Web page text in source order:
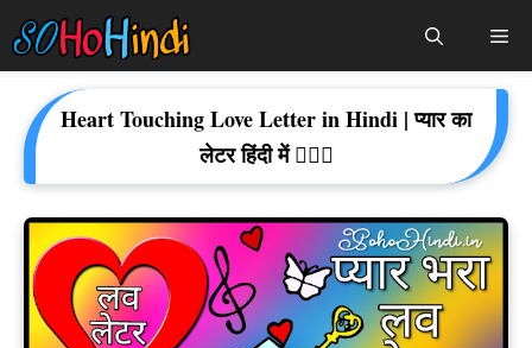
To
Content
Heart Touching Love Letter in Hindi | प्यार का
लेटर हिंदी में 👩‍❤️‍👨